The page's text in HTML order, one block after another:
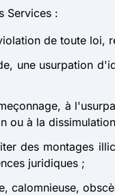
Services :
de toute loi,
une usurpation
à
ou à la
des montages
juridiques ;
calomnieuse,